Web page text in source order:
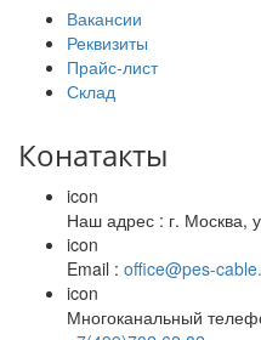
Вакансии
Реквизиты
Прайс-лист
Склад
Конатакты
icon
Наш адрес : г. Москва,
icon
Email : office@pes-
icon
Многоканальный